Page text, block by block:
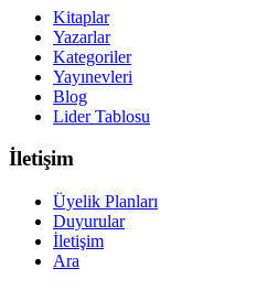
Kitaplar
Yazarlar
Kategoriler
Yayınevleri
Blog
Lider Tablosu
İletişim
Üyelik Planları
Duyurular
İletişim
Ara